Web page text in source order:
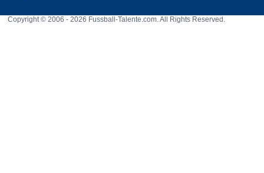
Copyright © 2006 - 2026 Fussball-Talente.com. All Rights Reserved.